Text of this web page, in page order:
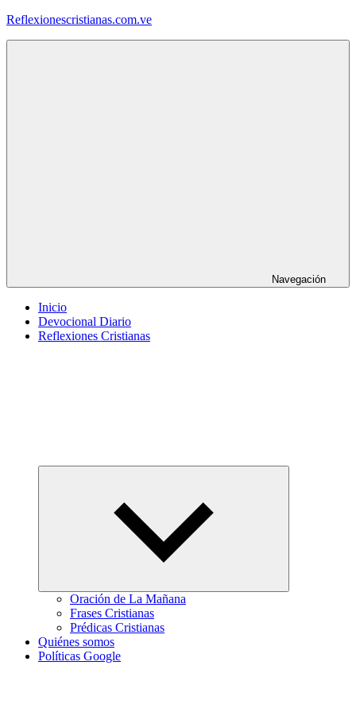
Saltar
Reflexionescristianas.com.ve
Navegación
Inicio
Devocional Diario
Reflexiones Cristianas
Oración de La Mañana
Frases Cristianas
Prédicas Cristianas
Quiénes somos
Políticas Google